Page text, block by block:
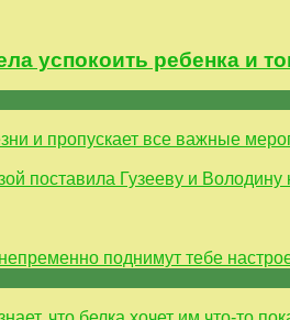
успокоить ребенка и
и пропускает все важные
поставила Гузееву и Володину
поднимут тебе